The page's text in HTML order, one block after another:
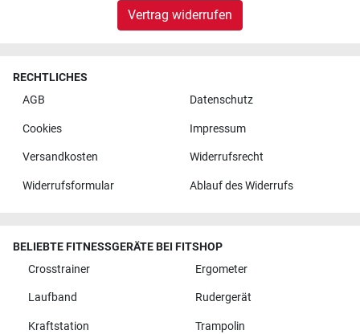
Vertrag widerrufen
RECHTLICHES
AGB
Datenschutz
Cookies Impressum
Versandkosten Widerrufsrecht
Widerrufsformular Ablauf des Widerrufs
BELIEBTE FITNESSGERÄTE BEI FITSHOP
Crosstrainer
Ergometer
Laufband Rudergerät
Kraftstation Trampolin